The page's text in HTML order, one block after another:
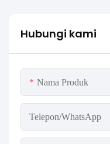
Hubungi kami
Nama Produk
Telepon/WhatsApp